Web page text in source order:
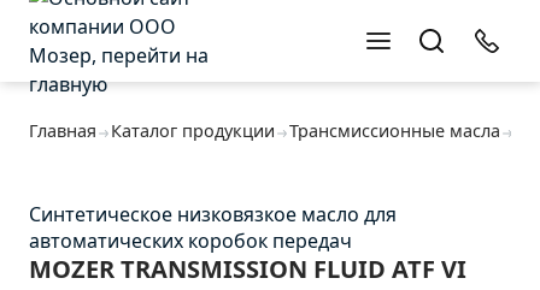
Главная Каталог продукции Трансмиссионные масла
Cинтетическое низковязкое масло для
автоматических коробок передач
MOZER TRANSMISSION FLUID ATF VI
Оставьте заявку
Оставьте заявку